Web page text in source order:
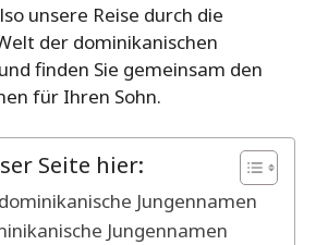
unsere Reise durch die
der dominikanischen
finden Sie gemeinsam den
für Ihren Sohn.
Seite hier:
Jungennamen
Jungennamen